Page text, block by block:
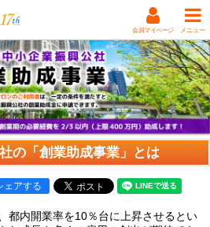
会員マイページ メニュー
の「創業助成事業」とは
ェアする
都内開業率を10％台に上昇させるとい